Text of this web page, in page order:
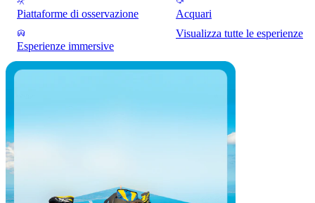
Piattaforme di osservazione Acquari
Esperienze immersive
Visualizza tutte le esperienze